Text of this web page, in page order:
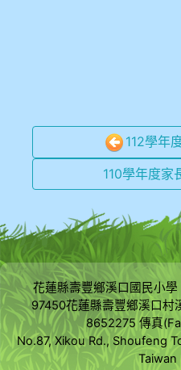
112學年
110學年度家
花蓮縣壽豐鄉溪口國民小
97450花蓮縣壽豐鄉溪口
8652275 傳真
No.87, Xikou Rd., Shoufeng
Taiwan